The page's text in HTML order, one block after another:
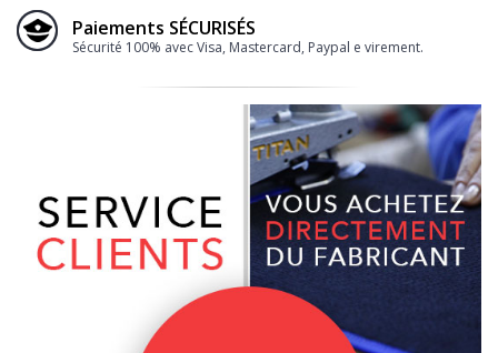
Paiements SÉCURISÉS
Sécurité 100% avec Visa, Mastercard, Paypal e virement.